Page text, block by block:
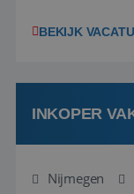
adviezen,
producten
uit ons
BEKIJK
INKOPER
Nijmegen